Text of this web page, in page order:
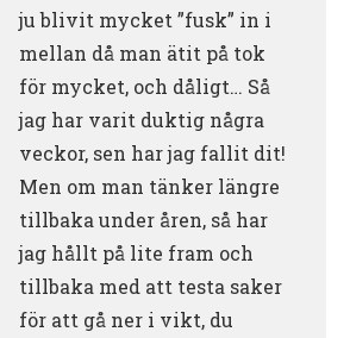
ju blivit mycket ”fusk” in i
mellan då man ätit på tok
för mycket, och dåligt… Så
jag har varit duktig några
veckor, sen har jag fallit dit!
Men om man tänker längre
tillbaka under åren, så har
jag hållt på lite fram och
tillbaka med att testa saker
för att gå ner i vikt, du